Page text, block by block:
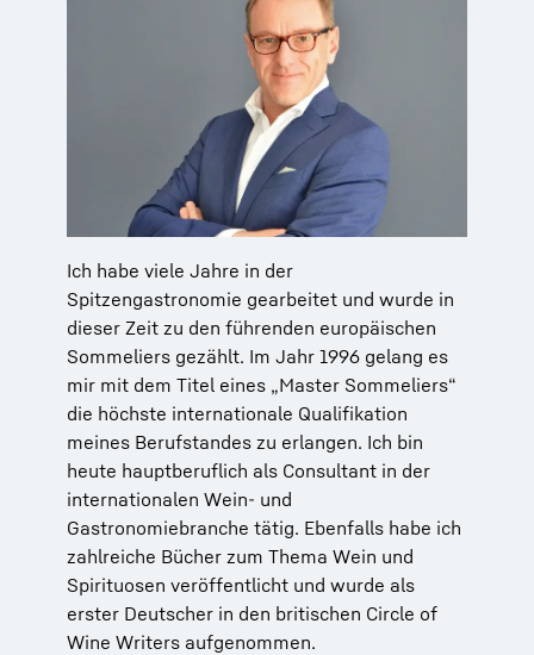
Ich habe viele Jahre in der
Spitzengastronomie gearbeitet und wurde in
dieser Zeit zu den führenden europäischen
Sommeliers gezählt. Im Jahr 1996 gelang es
mir mit dem Titel eines „Master Sommeliers“
die höchste internationale Qualifikation
meines Berufstandes zu erlangen. Ich bin
heute hauptberuflich als Consultant in der
internationalen Wein- und
Gastronomiebranche tätig. Ebenfalls habe ich
zahlreiche Bücher zum Thema Wein und
Spirituosen veröffentlicht und wurde als
erster Deutscher in den britischen Circle of
Wine Writers aufgenommen.